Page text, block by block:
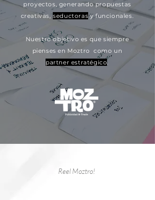
proyectos, generando propuestas
creativas,seductorasy funcionales.
Nuestro objetivo es que siempre
pienses en Moztro como un
partner estratégico.
Reel Moztro!